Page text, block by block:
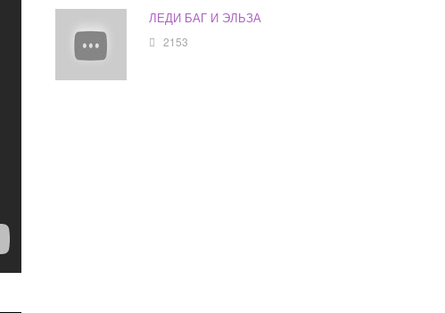
ЛЕДИ БАГ И ЭЛЬЗА
2153